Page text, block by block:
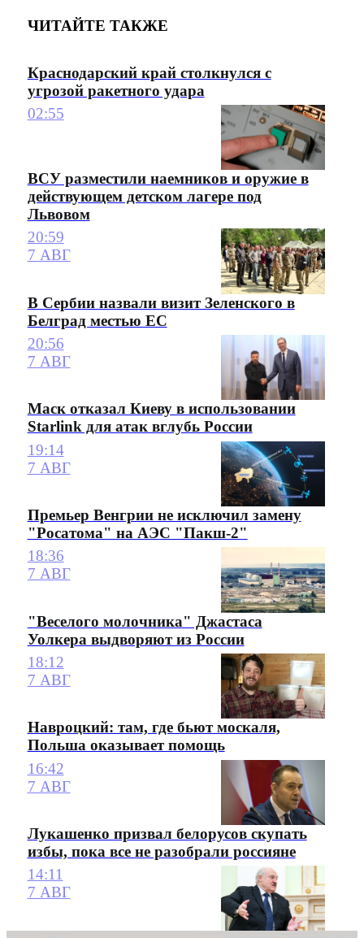
ЧИТАЙТЕ ТАКЖЕ
Краснодарский край столкнулся с
угрозой ракетного удара
02:55
ВСУ разместили наемников и оружие в
действующем детском лагере под
Львовом
20:59
7 АВГ
В Сербии назвали визит Зеленского в
Белград местью ЕС
20:56
7 АВГ
Маск отказал Киеву в использовании
Starlink для атак вглубь России
19:14
7 АВГ
Премьер Венгрии не исключил замену
"Росатома" на АЭС "Пакш-2"
18:36
7 АВГ
"Веселого молочника" Джастаса
Уолкера выдворяют из России
18:12
7 АВГ
Навроцкий: там, где бьют москаля,
Польша оказывает помощь
16:42
7 АВГ
Лукашенко призвал белорусов скупать
избы, пока все не разобрали россияне
14:11
7 АВГ